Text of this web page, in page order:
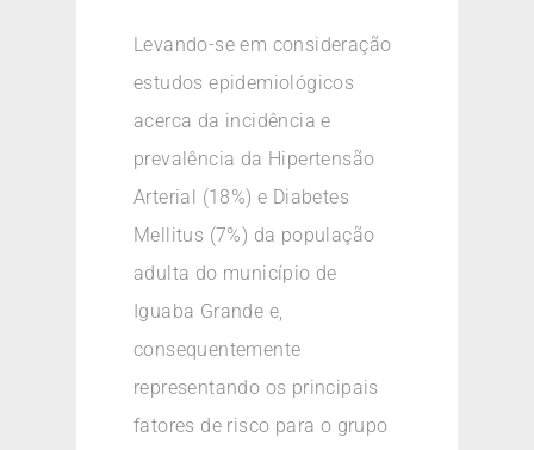
Levando-se em consideração
estudos epidemiológicos
acerca da incidência e
prevalência da Hipertensão
Arterial (18%) e Diabetes
Mellitus (7%) da população
adulta do município de
Iguaba Grande e,
consequentemente
representando os principais
fatores de risco para o grupo